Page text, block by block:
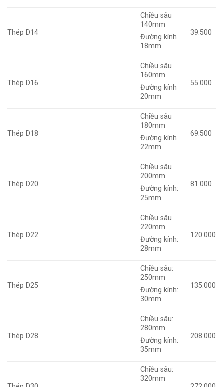
Thép D14
Chiều sâu
140mm
Đường kính
18mm
39.500
Thép D16
Chiều sâu
160mm
Đường kính
20mm
55.000
Thép D18
Chiều sâu
180mm
Đường kính
22mm
69.500
Thép D20
Chiều sâu
200mm
Đường kính:
25mm
81.000
Thép D22
Chiều sâu
220mm
Đường kính:
28mm
120.000
Thép D25
Chiều sâu:
250mm
Đường kính:
30mm
135.000
Thép D28
Chiều sâu:
280mm
Đường kính:
35mm
208.000
Chiều sâu:
320mm